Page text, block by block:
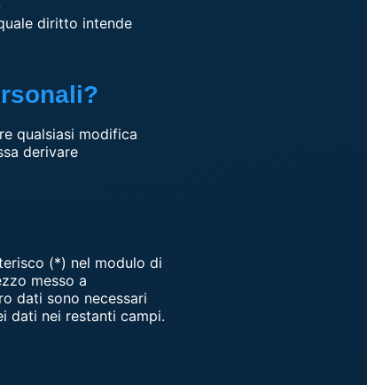
diritto intende
qualsiasi modifica
derivare
(*) nel modulo di
messo a
dati sono necessari
dati nei restanti campi.